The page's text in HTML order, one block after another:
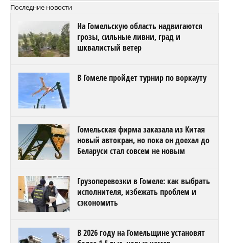
Последние новости
На Гомельскую область надвигаются
грозы, сильные ливни, град и
шквалистый ветер
В Гомеле пройдет турнир по воркауту
Гомельская фирма заказала из Китая
новый автокран, но пока он доехал до
Беларуси стал совсем не новым
Грузоперевозки в Гомеле: как выбрать
исполнителя, избежать проблем и
сэкономить
В 2026 году на Гомельщине установят